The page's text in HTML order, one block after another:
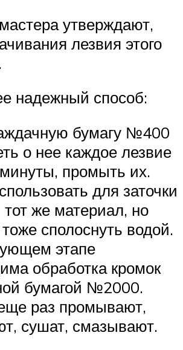
утверждают,
лезвия этого
надежный способ:
бумагу №400
о нее каждое лезвие
промыть их.
для заточки
же материал, но
сполоснуть водой.
этапе
обработка кромок
бумагой №2000.
раз промывают,
сушат, смазывают.